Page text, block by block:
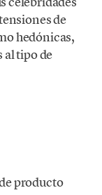
de
hedónicas,
tipo de
producto